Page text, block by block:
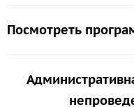
Посмотреть